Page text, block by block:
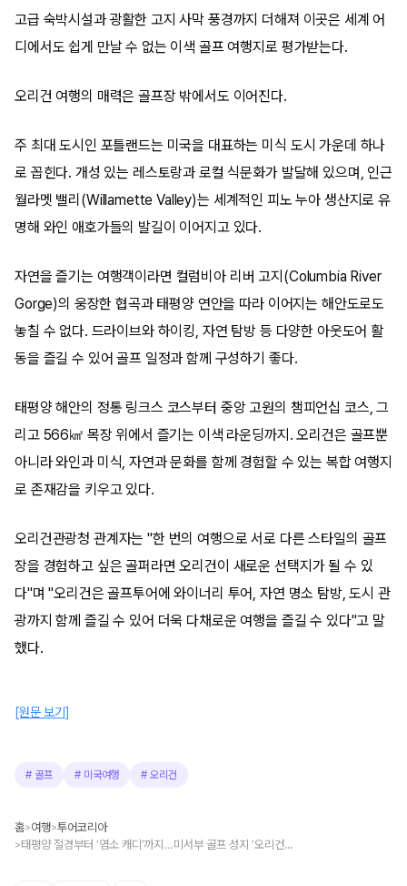
고급 숙박시설과 광활한 고지 사막 풍경까지 더해져 이곳은 세계 어
디에서도 쉽게 만날 수 없는 이색 골프 여행지로 평가받는다.
오리건 여행의 매력은 골프장 밖에서도 이어진다.
주 최대 도시인 포틀랜드는 미국을 대표하는 미식 도시 가운데 하나
로 꼽힌다. 개성 있는 레스토랑과 로컬 식문화가 발달해 있으며, 인근
월라멧 밸리(Willamette Valley)는 세계적인 피노 누아 생산지로 유
명해 와인 애호가들의 발길이 이어지고 있다.
자연을 즐기는 여행객이라면 컬럼비아 리버 고지(Columbia River
Gorge)의 웅장한 협곡과 태평양 연안을 따라 이어지는 해안도로도
놓칠 수 없다. 드라이브와 하이킹, 자연 탐방 등 다양한 아웃도어 활
동을 즐길 수 있어 골프 일정과 함께 구성하기 좋다.
태평양 해안의 정통 링크스 코스부터 중앙 고원의 챔피언십 코스, 그
리고 566㎢ 목장 위에서 즐기는 이색 라운딩까지. 오리건은 골프뿐
아니라 와인과 미식, 자연과 문화를 함께 경험할 수 있는 복합 여행지
로 존재감을 키우고 있다.
오리건관광청 관계자는 "한 번의 여행으로 서로 다른 스타일의 골프
장을 경험하고 싶은 골퍼라면 오리건이 새로운 선택지가 될 수 있
다"며 "오리건은 골프투어에 와이너리 투어, 자연 명소 탐방, 도시 관
광까지 함께 즐길 수 있어 더욱 다채로운 여행을 즐길 수 있다"고 말
했다.
[원문 보기]
# 골프 # 미국여행 #오리건
홈>여행>투어코리아
> 태평양 절경부터 ‘염소 캐디’까지…미서부 골프 성지 ‘오리건 트레일’ 뜬다